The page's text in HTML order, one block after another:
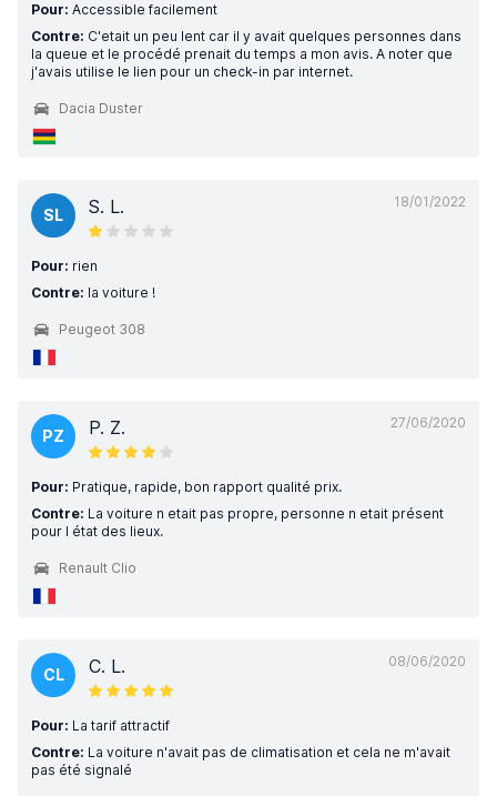
Pour: Accessible facilement
Contre: C'etait un peu lent car il y avait quelques personnes dans
la queue et le procédé prenait du temps a mon avis. A noter que
j'avais utilise le lien pour un check-in par internet.
Dacia Duster
18/01/2022
SL S. L.
Pour: rien
Contre: la voiture !
Peugeot 308
27/06/2020
PZ P. Z.
Pour: Pratique, rapide, bon rapport qualité prix.
Contre: La voiture n etait pas propre, personne n etait présent
pour l état des lieux.
Renault Clio
08/06/2020
CL C. L.
Pour: La tarif attractif
Contre: La voiture n'avait pas de climatisation et cela ne m'avait
pas été signalé